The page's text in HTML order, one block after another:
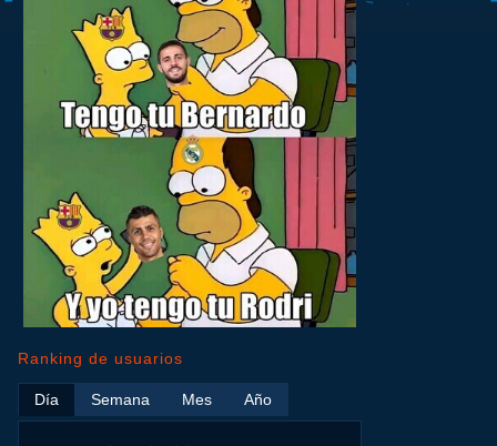
Ranking de usuarios
Día Semana Mes Año